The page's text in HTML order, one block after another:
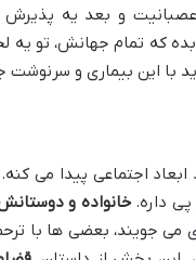
و بعد یه پذیرش
که تمام جهانش، تو یه
با این بیماری و سرنوشت
اجتماعی پیدا می
پی داره.خانواده و
جویند، بعضی ها با